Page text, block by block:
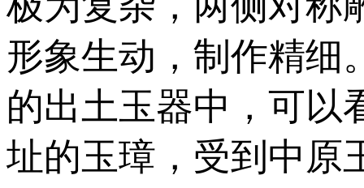
形象生动，制作精细
的出土玉器中，可以
址的玉璋，受到中原